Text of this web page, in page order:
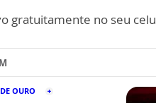
gratuitamente no seu
OURO